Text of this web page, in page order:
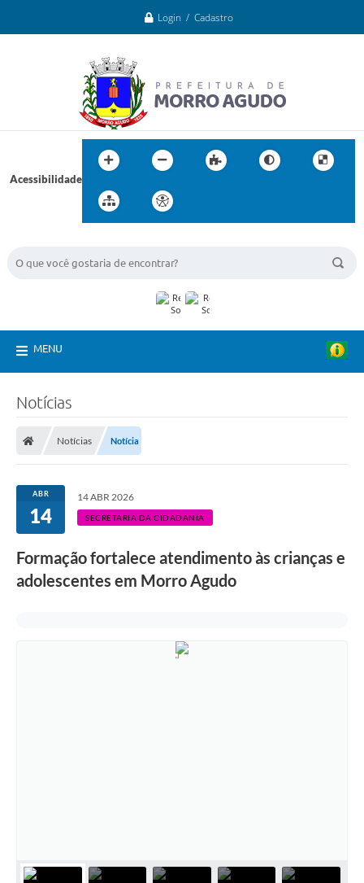
Login / Cadastro
Acessibilidade
MENU
Notícias
Notícias Notícia
ABR
14
14 ABR 2026
SECRETARIA DA CIDADANIA
Formação fortalece atendimento às crianças e
adolescentes em Morro Agudo